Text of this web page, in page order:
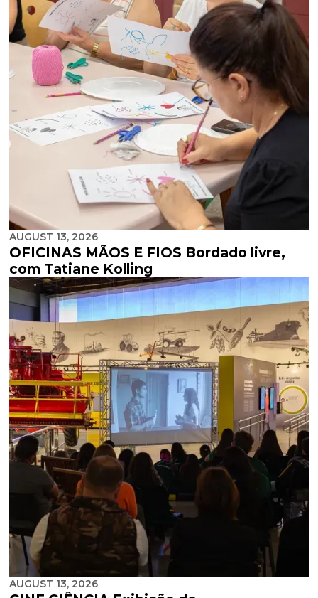
AUGUST 13, 2026
OFICINAS MÃOS E FIOS Bordado livre,
com Tatiane Kolling
AUGUST 13, 2026